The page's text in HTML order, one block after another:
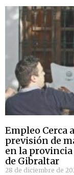
Empleo Cerca
previsión de
en la
de Gibraltar
28 de diciembre de